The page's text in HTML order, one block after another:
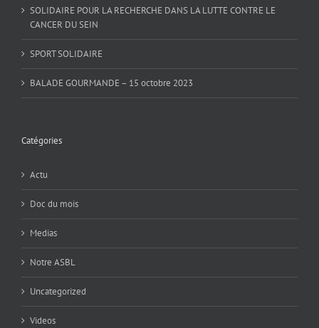
SOLIDAIRE POUR LA RECHERCHE DANS LA LUTTE CONTRE LE
CANCER DU SEIN
SPORT SOLIDAIRE
BALADE GOURMANDE – 15 octobre 2023
Catégories
Actu
Doc du mois
Medias
Notre ASBL
Uncategorized
Videos